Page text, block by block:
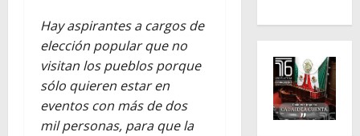
Hay aspirantes a cargos de
elección popular que no
visitan los pueblos porque
sólo quieren estar en
eventos con más de dos
mil personas, para que la